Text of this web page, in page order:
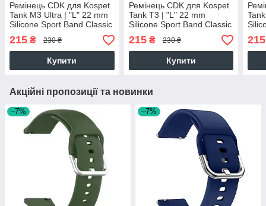
Ремінець CDK для Kospet
Tank M3 Ultra | "L" 22 mm
Silicone Sport Band Classic
(011018) (pink)
215 ₴ 230 ₴
Купити
Ремінець CDK для Kospet
Tank T3 | "L" 22 mm
Silicone Sport Band Classic
(011018) (pink)
215₴ 230 ₴
Купити
215
Акційні пропозиції та новинки
–7% –7%